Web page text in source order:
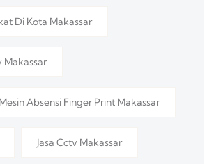
Di Kota Makassar
Makassar
Absensi Finger Print Makassar
Jasa Cctv Makassar